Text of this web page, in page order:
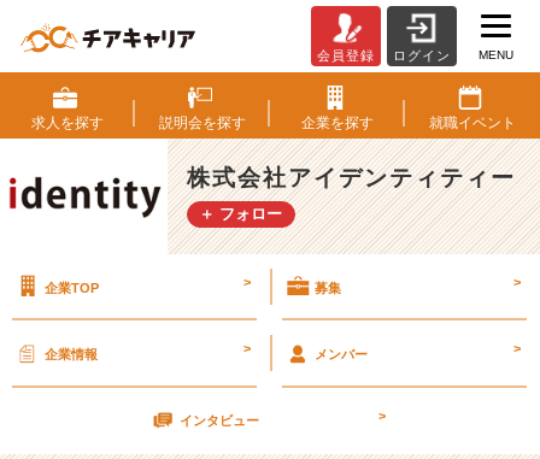
月
2
日
私
服
で
明
˃́
ꇴ
会員登録 ログイン MENU
求人を探す 説明会を探す 企業を探す 就職イベント
株式会社アイデンティティー
＋ フォロー
企業TOP > 募集 >
企業情報 > メンバー >
インタビュー >